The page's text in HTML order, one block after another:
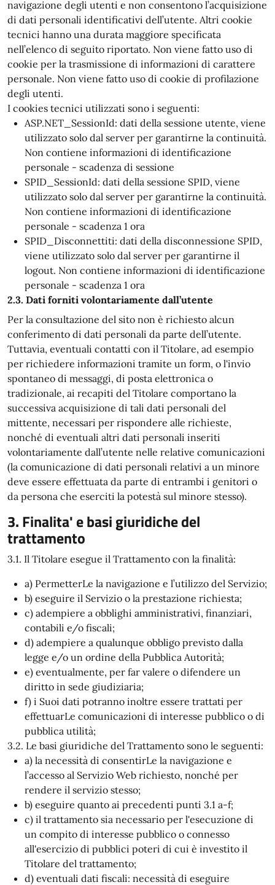
navigazione degli utenti e non consentono l’acquisizione
di dati personali identificativi dell’utente. Altri cookie
tecnici hanno una durata maggiore specificata
nell’elenco di seguito riportato. Non viene fatto uso di
cookie per la trasmissione di informazioni di carattere
personale. Non viene fatto uso di cookie di profilazione
degli utenti.
I cookies tecnici utilizzati sono i seguenti:
ASP.NET_SessionId: dati della sessione utente, viene
utilizzato solo dal server per garantirne la continuità.
Non contiene informazioni di identificazione
personale - scadenza di sessione
SPID_SessionId: dati della sessione SPID, viene
utilizzato solo dal server per garantirne la continuità.
Non contiene informazioni di identificazione
personale - scadenza 1 ora
SPID_Disconnettiti: dati della disconnessione SPID,
viene utilizzato solo dal server per garantirne il
logout. Non contiene informazioni di identificazione
personale - scadenza 1 ora
2.3. Dati forniti volontariamente dall’utente
Per la consultazione del sito non è richiesto alcun
conferimento di dati personali da parte dell’utente.
Tuttavia, eventuali contatti con il Titolare, ad esempio
per richiedere informazioni tramite un form, o l'invio
spontaneo di messaggi, di posta elettronica o
tradizionale, ai recapiti del Titolare comportano la
successiva acquisizione di tali dati personali del
mittente, necessari per rispondere alle richieste,
nonché di eventuali altri dati personali inseriti
volontariamente dall’utente nelle relative comunicazioni
(la comunicazione di dati personali relativi a un minore
deve essere effettuata da parte di entrambi i genitori o
da persona che eserciti la potestà sul minore stesso).
3. Finalita' e basi giuridiche del
trattamento
3.1. Il Titolare esegue il Trattamento con la finalità:
a) PermetterLe la navigazione e l’utilizzo del Servizio;
b) eseguire il Servizio o la prestazione richiesta;
c) adempiere a obblighi amministrativi, finanziari,
contabili e/o fiscali;
d) adempiere a qualunque obbligo previsto dalla
legge e/o un ordine della Pubblica Autorità;
e) eventualmente, per far valere o difendere un
diritto in sede giudiziaria;
f) i Suoi dati potranno inoltre essere trattati per
effettuarLe comunicazioni di interesse pubblico o di
pubblica utilità;
3.2. Le basi giuridiche del Trattamento sono le seguenti:
a) la necessità di consentirLe la navigazione e
l’accesso al Servizio Web richiesto, nonché per
rendere il servizio stesso;
b) eseguire quanto ai precedenti punti 3.1 a-f;
c) il trattamento sia necessario per l'esecuzione di
un compito di interesse pubblico o connesso
all'esercizio di pubblici poteri di cui è investito il
Titolare del trattamento;
d) eventuali dati fiscali: necessità di eseguire